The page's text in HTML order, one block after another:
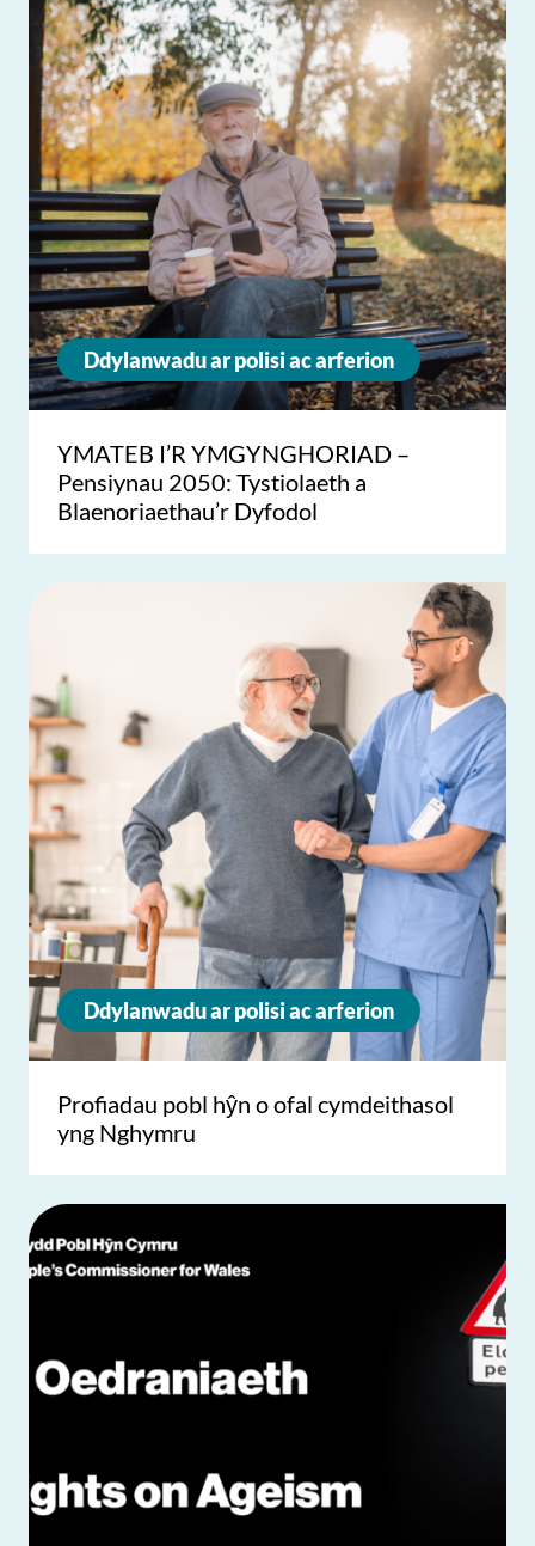
Ddylanwadu ar polisi ac arferion
YMATEB I’R YMGYNGHORIAD –
Pensiynau 2050: Tystiolaeth a
Blaenoriaethau’r Dyfodol
Ddylanwadu ar polisi ac arferion
Profiadau pobl hŷn o ofal cymdeithasol
yng Nghymru